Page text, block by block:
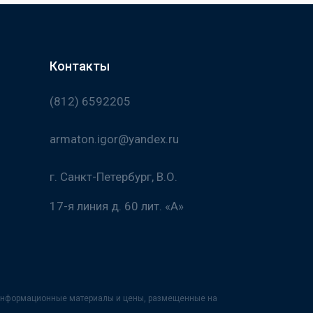
Контакты
(812) 6592205
armaton.igor@yandex.ru
г. Санкт-Петербург, В.О.
17-я линия д. 60 лит. «А»
материалы и цены, размещенные на